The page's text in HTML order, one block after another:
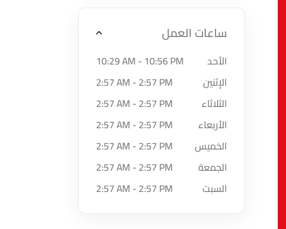
ساعات العمل
الأحد
10:29 AM - 10:56 PM
الإثنين
2:57 AM - 2:57 PM
الثلاثاء
2:57 AM - 2:57 PM
الأربعاء
2:57 AM - 2:57 PM
الخميس
2:57 AM - 2:57 PM
الجمعة
2:57 AM - 2:57 PM
السبت
2:57 AM - 2:57 PM